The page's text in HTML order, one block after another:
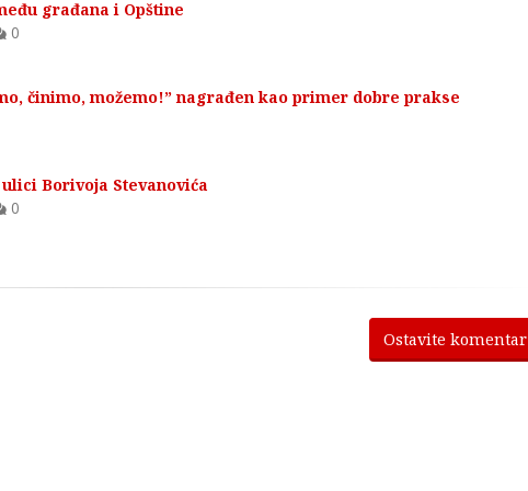
građana i Opštine
0
činimo, možemo!” nagrađen kao primer dobre prakse
Borivoja Stevanovića
0
Ostavite komentar